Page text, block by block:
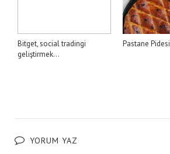
Bitget, social tradingi
geliştirmek...
Pastane Pidesi
YORUM YAZ